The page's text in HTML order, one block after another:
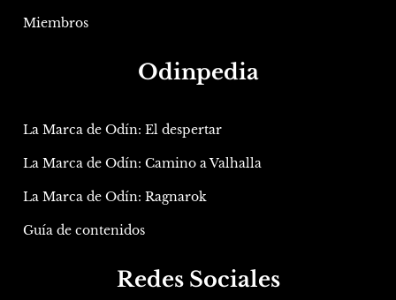
Miembros
Odinpedia
La Marca de Odín: El despertar
La Marca de Odín: Camino a Valhalla
La Marca de Odín: Ragnarok
Guía de contenidos
Redes Sociales